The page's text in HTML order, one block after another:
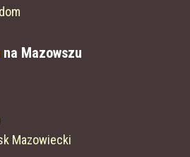
na Mazowszu
Mazowiecki